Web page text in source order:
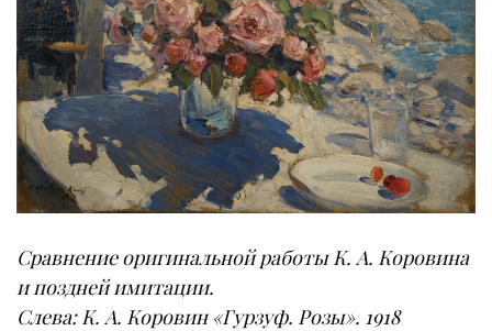
Сравнение оригинальной работы К. А. Коровина
и поздней имитации.
Слева: К. А. Коровин «Гурзуф. Розы». 1918